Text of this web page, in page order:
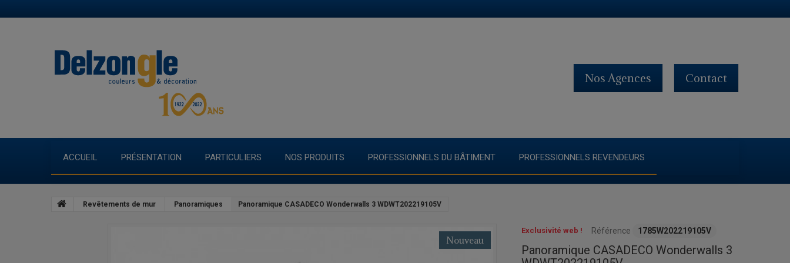
Contact
Nos Agences
ACCUEIL PRÉSENTATION PARTICULIERS NOS PRODUITS PROFESSIONNELS DU BÂTIMENT PROFESSIONNELS REVENDEURS
Revêtements de mur Panoramiques Panoramique CASADECO Wonderwalls 3 WDWT202219105V
Nouveau
Exclusivité web ! Référence 1785W202219105V
Panoramique CASADECO Wonderwalls 3